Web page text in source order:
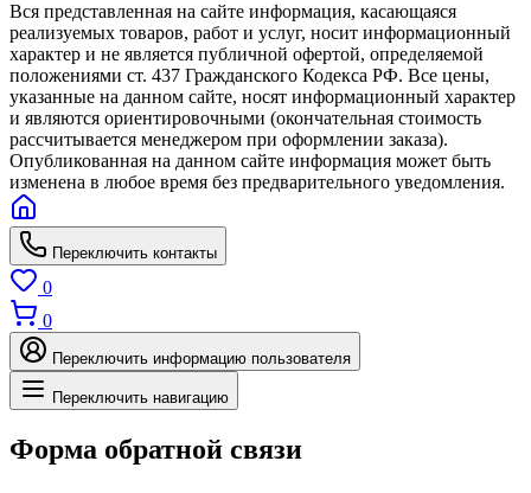
Вся представленная на сайте информация, касающаяся
реализуемых товаров, работ и услуг, носит информационный
характер и не является публичной офертой, определяемой
положениями ст. 437 Гражданского Кодекса РФ. Все цены,
указанные на данном сайте, носят информационный характер
и являются ориентировочными (окончательная стоимость
рассчитывается менеджером при оформлении заказа).
Опубликованная на данном сайте информация может быть
изменена в любое время без предварительного уведомления.
Переключить контакты
0
0
Переключить информацию пользователя
Переключить навигацию
Форма обратной связи